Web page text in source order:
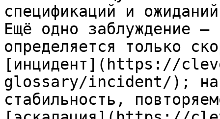
спецификаций и
Ещё одно заблуждение
определяется только
[инцидент](https://
glossary/incident/); на
стабильность,